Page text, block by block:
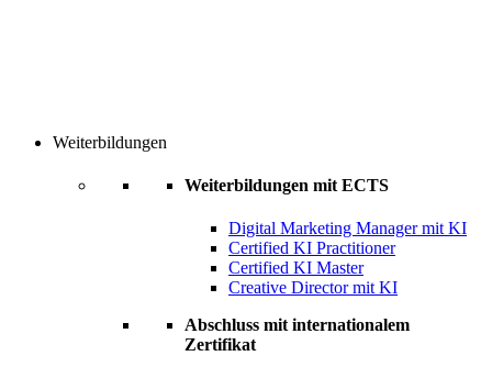
Weiterbildungen
Weiterbildungen mit ECTS
Digital Marketing Manager mit KI
Certified KI Practitioner
Certified KI Master
Creative Director mit KI
Abschluss mit internationalem
Zertifikat